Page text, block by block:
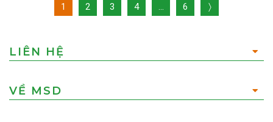
1 2 3 4 … 6 〉
LIÊN HỆ
VỀ MSD